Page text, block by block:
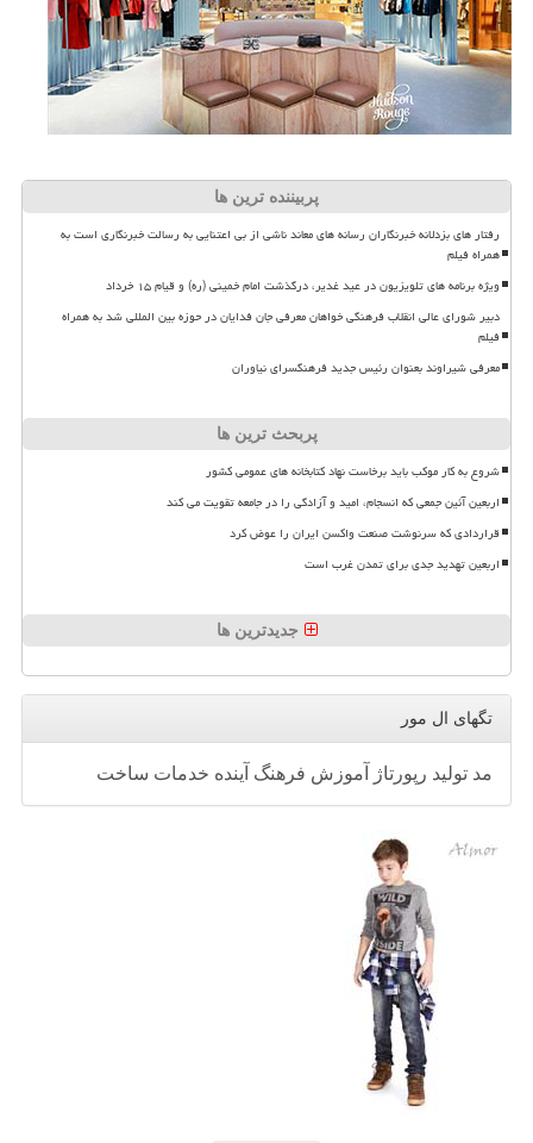
پربیننده ترین ها
رفتار های بزدلانه خبرنگاران رسانه های معاند ناشی از بی اعتنایی به رسالت خبرنگاری است به
همراه فیلم
ویژه برنامه های تلویزیون در عید غدیر، درگذشت امام خمینی (ره) و قیام ۱۵ خرداد
دبیر شورای عالی انقلاب فرهنگی خواهان معرفی جان فدایان در حوزه بین المللی شد به همراه
فیلم
معرفی شیراوند بعنوان رئیس جدید فرهنگسرای نیاوران
پربحث ترین ها
شروع به کار موکب باید برخاست نهاد کتابخانه های عمومی کشور
اربعین آئین جمعی که انسجام، امید و آزادگی را در جامعه تقویت می کند
قراردادی که سرنوشت صنعت واکسن ایران را عوض کرد
اربعین تهدید جدی برای تمدن غرب است
جدیدترین ها
تگهای ال مور
مد تولید رپورتاژ آموزش فرهنگ آینده خدمات ساخت